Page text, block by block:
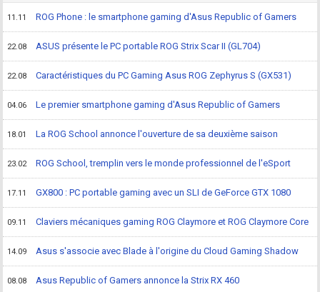
11.11 ROG Phone : le smartphone gaming d'Asus Republic of Gamers
22.08 ASUS présente le PC portable ROG Strix Scar II (GL704)
22.08 Caractéristiques du PC Gaming Asus ROG Zephyrus S (GX531)
04.06 Le premier smartphone gaming d'Asus Republic of Gamers
18.01 La ROG School annonce l'ouverture de sa deuxième saison
23.02 ROG School, tremplin vers le monde professionnel de l'eSport
17.11 GX800 : PC portable gaming avec un SLI de GeForce GTX 1080
09.11 Claviers mécaniques gaming ROG Claymore et ROG Claymore Core
14.09 Asus s'associe avec Blade à l'origine du Cloud Gaming Shadow
08.08 Asus Republic of Gamers annonce la Strix RX 460